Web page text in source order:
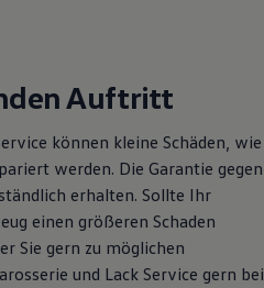
Auftritt
können kleine Schäden, wie
werden. Die Garantie gegen
erhalten. Sollte Ihr
einen größeren Schaden
Sie gern zu möglichen
und Lack Service gern bei